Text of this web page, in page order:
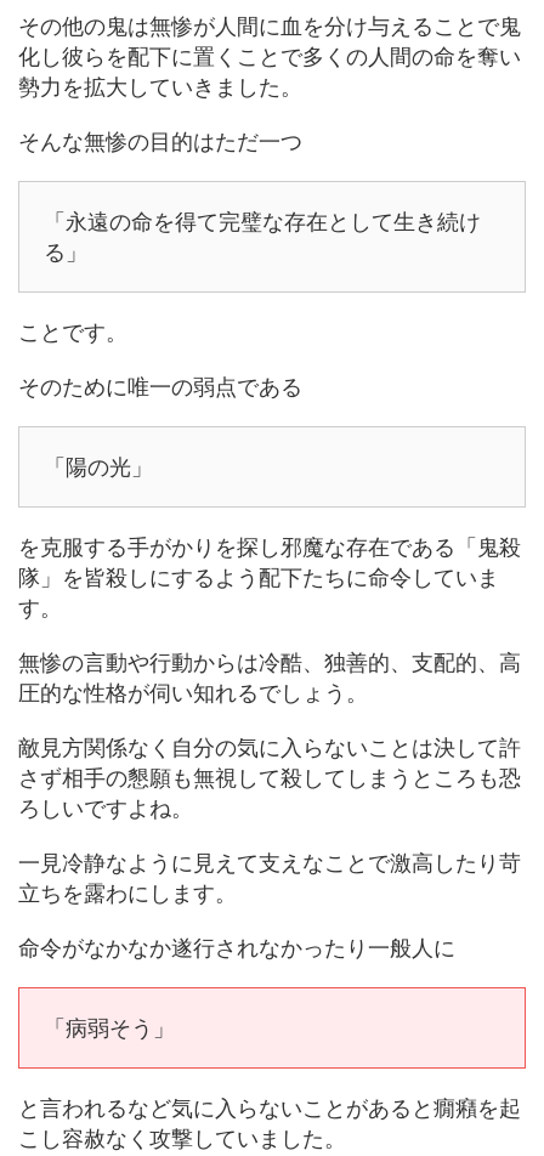
その他の鬼は無惨が人間に血を分け与えることで鬼
化し彼らを配下に置くことで多くの人間の命を奪い
勢力を拡大していきました。
そんな無惨の目的はただ一つ
「永遠の命を得て完璧な存在として生き続け
る」
ことです。
そのために唯一の弱点である
「陽の光」
を克服する手がかりを探し邪魔な存在である「鬼殺
隊」を皆殺しにするよう配下たちに命令していま
す。
無惨の言動や行動からは冷酷、独善的、支配的、高
圧的な性格が伺い知れるでしょう。
敵見方関係なく自分の気に入らないことは決して許
さず相手の懇願も無視して殺してしまうところも恐
ろしいですよね。
一見冷静なように見えて支えなことで激高したり苛
立ちを露わにします。
命令がなかなか遂行されなかったり一般人に
「病弱そう」
と言われるなど気に入らないことがあると癇癪を起
こし容赦なく攻撃していました。